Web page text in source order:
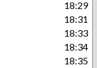
18:29
18:31
18:33
18:34
18:35